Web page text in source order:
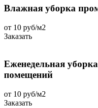
Влажная уборка
от 10 руб/м2
Заказать
Еженедельная
помещений
от 10 руб/м2
Заказать